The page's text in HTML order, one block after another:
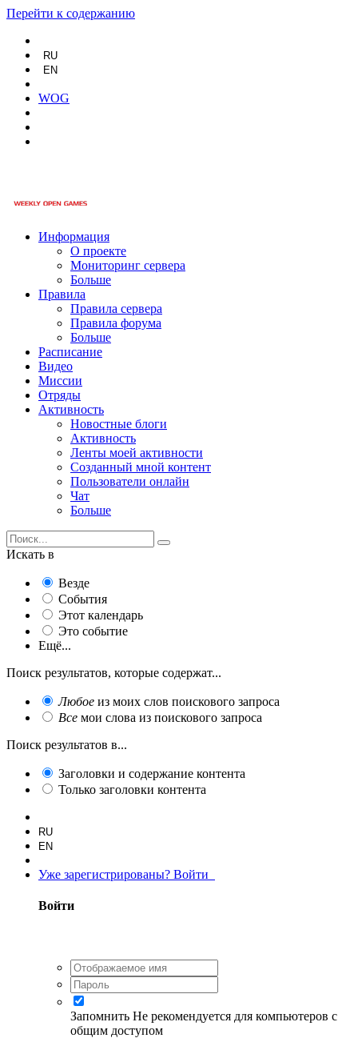
Перейти к содержанию
RU
EN
WOG
Информация
О проекте
Мониторинг сервера
Больше
Правила
Правила сервера
Правила форума
Больше
Расписание
Видео
Миссии
Отряды
Активность
Новостные блоги
Активность
Ленты моей активности
Созданный мной контент
Пользователи онлайн
Чат
Больше
Искать в
Везде
События
Этот календарь
Это событие
Ещё...
Поиск результатов, которые содержат...
Любое из моих слов поискового запроса
Все мои слова из поискового запроса
Поиск результатов в...
Заголовки и содержание контента
Только заголовки контента
RU
EN
Уже зарегистрированы? Войти
Войти
Запомнить Не рекомендуется для компьютеров с
общим доступом